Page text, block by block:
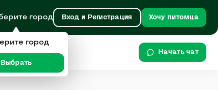
город Вход и Регистрация Хочу питомца
Начать чат
город
Выбрать